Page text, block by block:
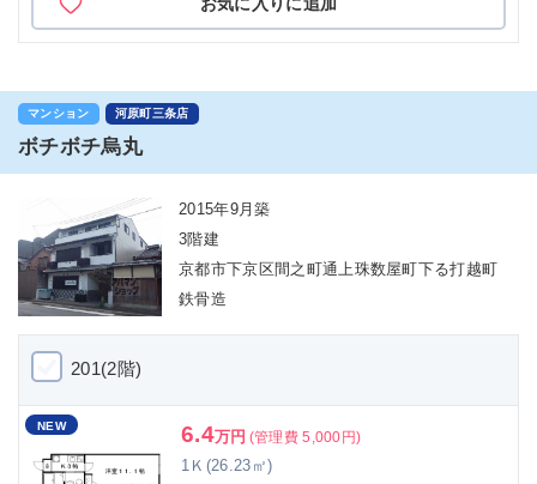
マンション 河原町三条店
ボチボチ烏丸
2015年9月築
3階建
京都市下京区間之町通上珠数屋町下る打越町
鉄骨造
201(2階)
NEW 6.4万円 (管理費 5,000円)
1Ｋ(26.23㎡)